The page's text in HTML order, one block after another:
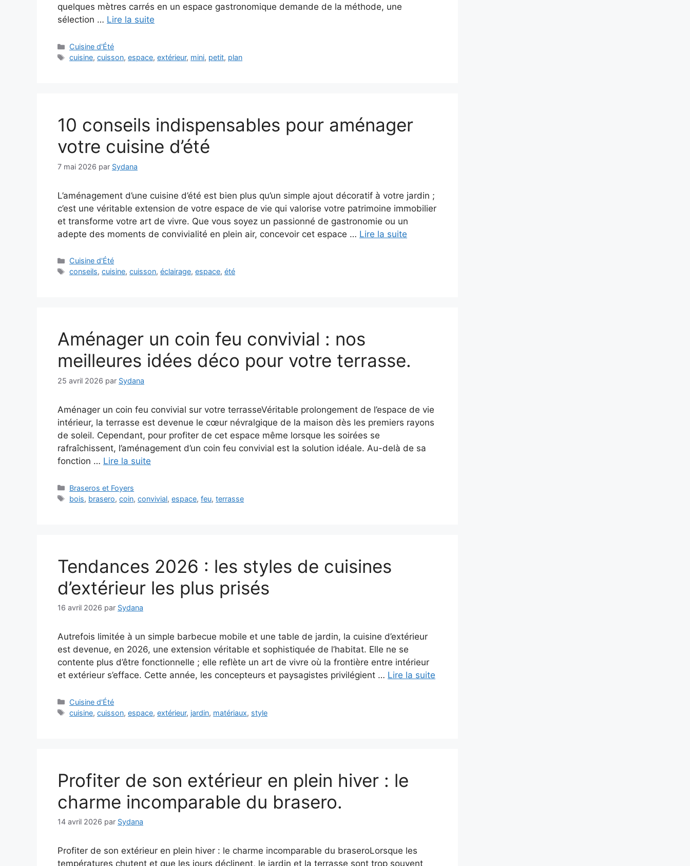
quelques mètres carrés en un espace gastronomique demande de la méthode, une
sélection … Lire la suite
Catégories
Cuisine d'Été
Étiquettes
cuisine,cuisson,espace,extérieur, mini, petit, plan
10 conseils indispensables pour aménager
votre cuisine d’été
7 mai 2026 par Sydana
L’aménagement d’une cuisine d’été est bien plus qu’un simple ajout décoratif à votre jardin ;
c’est une véritable extension de votre espace de vie qui valorise votre patrimoine immobilier
et transforme votre art de vivre. Que vous soyez un passionné de gastronomie ou un
adepte des moments de convivialité en plein air, concevoir cet espace … Lire la suite
Catégories
Cuisine d'Été
Étiquettes
conseils,cuisine,cuisson,éclairage,espace,été
Aménager un coin feu convivial : nos
meilleures idées déco pour votre terrasse.
25 avril 2026 par Sydana
Aménager un coin feu convivial sur votre terrasseVéritable prolongement de l’espace de vie
intérieur, la terrasse est devenue le cœur névralgique de la maison dès les premiers rayons
de soleil. Cependant, pour profiter de cet espace même lorsque les soirées se
rafraîchissent, l’aménagement d’un coin feu convivial est la solution idéale. Au-delà de sa
fonction … Lire la suite
Catégories
Braseros et Foyers
Étiquettes
bois, brasero,coin,convivial,espace,feu,terrasse
Tendances 2026 : les styles de cuisines
d’extérieur les plus prisés
16 avril 2026 par Sydana
Autrefois limitée à un simple barbecue mobile et une table de jardin, la cuisine d’extérieur
est devenue, en 2026, une extension véritable et sophistiquée de l’habitat. Elle ne se
contente plus d’être fonctionnelle ; elle reflète un art de vivre où la frontière entre intérieur
et extérieur s’efface. Cette année, les concepteurs et paysagistes privilégient … Lire la suite
Catégories
Cuisine d'Été
Étiquettes
cuisine,cuisson,espace,extérieur, jardin, matériaux, style
Profiter de son extérieur en plein hiver : le
charme incomparable du brasero.
14 avril 2026 par Sydana
Profiter de son extérieur en plein hiver : le charme incomparable du braseroLorsque les
températures chutent et que les jours déclinent, le jardin et la terrasse sont trop souvent